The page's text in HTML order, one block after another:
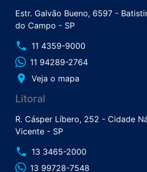
Estr. Galvão Bueno, 6597 -
do Campo - SP
phone 11 4359-9000
11 94289-2764
place Veja o mapa
Litoral
R. Cásper Líbero, 252 - Cidade
Vicente - SP
phone 13 3465-2000
13 99728-7548